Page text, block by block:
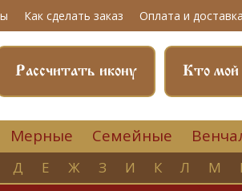
Как сделать заказ Оплата и доставка
Кто мой
Рассчитать икону
Мерные Семейные
Д Е Ж З И К Л М